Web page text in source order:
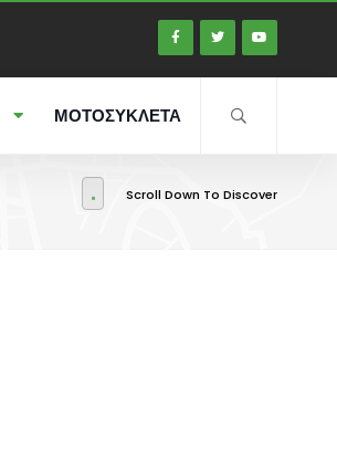
ΜΟΤΟΣΥΚΛΕΤΑ
Scroll Down To Discover